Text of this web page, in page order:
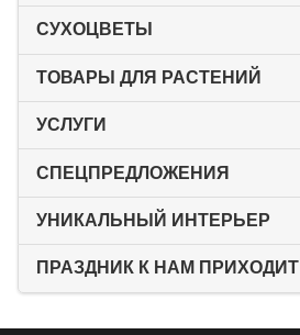
СУХОЦВЕТЫ
ТОВАРЫ ДЛЯ РАСТЕНИЙ
УСЛУГИ
СПЕЦПРЕДЛОЖЕНИЯ
УНИКАЛЬНЫЙ ИНТЕРЬЕР
ПРАЗДНИК К НАМ ПРИХОДИТ